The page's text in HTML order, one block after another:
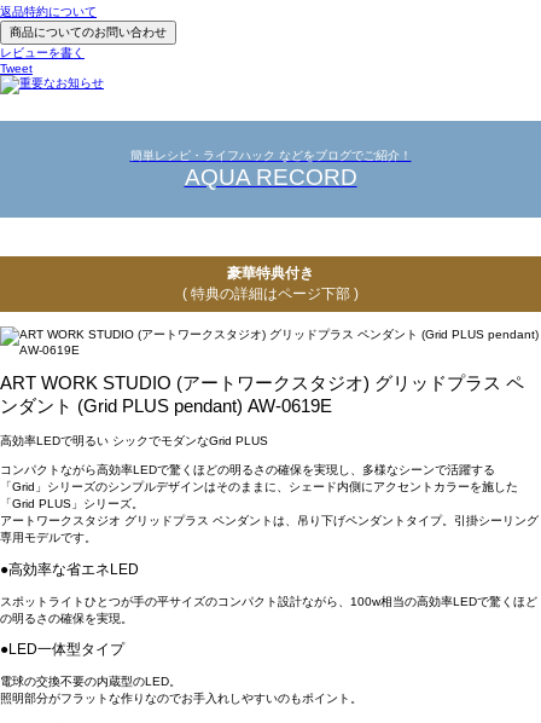
返品特約について
商品についてのお問い合わせ
レビューを書く
Tweet
簡単レシピ・ライフハック などをブログでご紹介！
AQUA RECORD
豪華特典付き
( 特典の詳細はページ下部 )
ART WORK STUDIO (アートワークスタジオ) グリッドプラス ペ
ンダント (Grid PLUS pendant) AW-0619E
高効率LEDで明るい シックでモダンなGrid PLUS
コンパクトながら高効率LEDで驚くほどの明るさの確保を実現し、多様なシーンで活躍する
「Grid」シリーズのシンプルデザインはそのままに、シェード内側にアクセントカラーを施した
「Grid PLUS」シリーズ。
アートワークスタジオ グリッドプラス ペンダントは、吊り下げペンダントタイプ。引掛シーリング
専用モデルです。
●高効率な省エネLED
スポットライトひとつが手の平サイズのコンパクト設計ながら、100w相当の高効率LEDで驚くほど
の明るさの確保を実現。
●LED一体型タイプ
電球の交換不要の内蔵型のLED。
照明部分がフラットな作りなのでお手入れしやすいのもポイント。